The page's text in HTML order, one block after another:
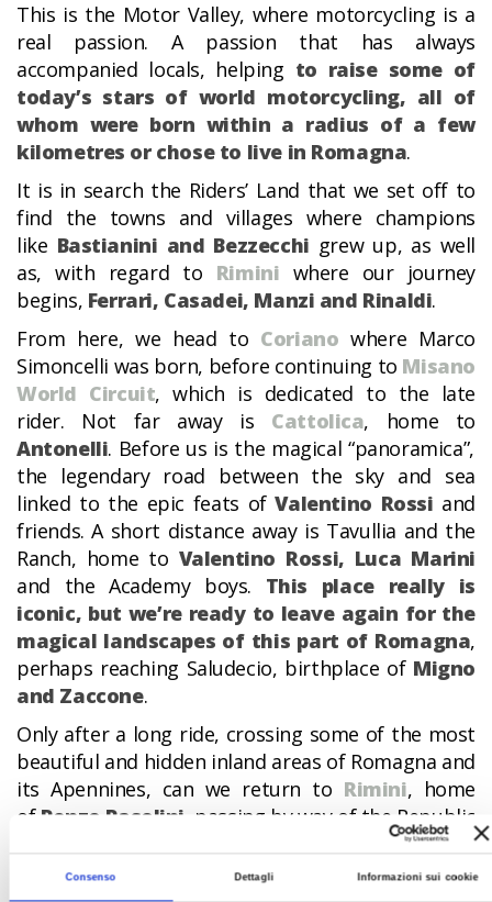
Consenso Dettagli Informazioni sui cookie
This is the Motor Valley, where motorcycling is a
real passion. A passion that has always
accompanied locals, helping to raise some of
today’s stars of world motorcycling, all of
whom were born within a radius of a few
kilometres or chose to live in Romagna.
It is in search the Riders’ Land that we set off to
find the towns and villages where champions
like Bastianini and Bezzecchi grew up, as well
as, with regard to Rimini where our journey
begins, Ferrari, Casadei, Manzi and Rinaldi.
From here, we head to Coriano where Marco
Simoncelli was born, before continuing to Misano
World Circuit, which is dedicated to the late
rider. Not far away is Cattolica, home to
Antonelli. Before us is the magical “panoramica”,
the legendary road between the sky and sea
linked to the epic feats ofValentino Rossi and
friends. A short distance away is Tavullia and the
Ranch, home to Valentino Rossi, Luca Marini
and the Academy boys. This place really is
iconic, but we’re ready to leave again for the
magical landscapes of this part of Romagna,
perhaps reaching Saludecio, birthplace of Migno
and Zaccone.
Only after a long ride, crossing some of the most
beautiful and hidden inland areas of Romagna and
its Apennines, can we return to Rimini, home
of Renzo Pasolini , passing by way of the Republic
of San Marino, where championsManuel
Poggiali and Alex De Angelis were born.